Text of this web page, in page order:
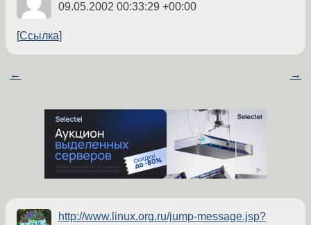
09.05.2002 00:33:29 +00:00
Ссылка
← →
http://www.linux.org.ru/jump-message.jsp?